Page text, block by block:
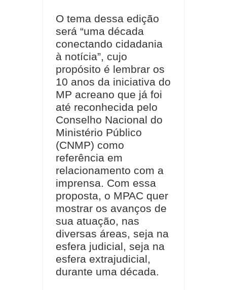
O tema dessa edição
será “uma década
conectando cidadania
à notícia”, cujo
propósito é lembrar os
10 anos da iniciativa do
MP acreano que já foi
até reconhecida pelo
Conselho Nacional do
Ministério Público
(CNMP) como
referência em
relacionamento com a
imprensa. Com essa
proposta, o MPAC quer
mostrar os avanços de
sua atuação, nas
diversas áreas, seja na
esfera judicial, seja na
esfera extrajudicial,
durante uma década.